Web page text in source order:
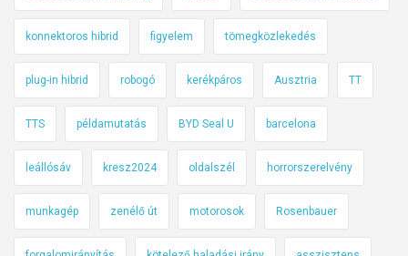
konnektoros hibrid figyelem tömegközlekedés
plug-in hibrid robogó kerékpáros Ausztria TT
TTS példamutatás BYD Seal U barcelona
leállósáv kresz2024 oldalszél horrorszerelvény
munkagép zenélő út motorosok Rosenbauer